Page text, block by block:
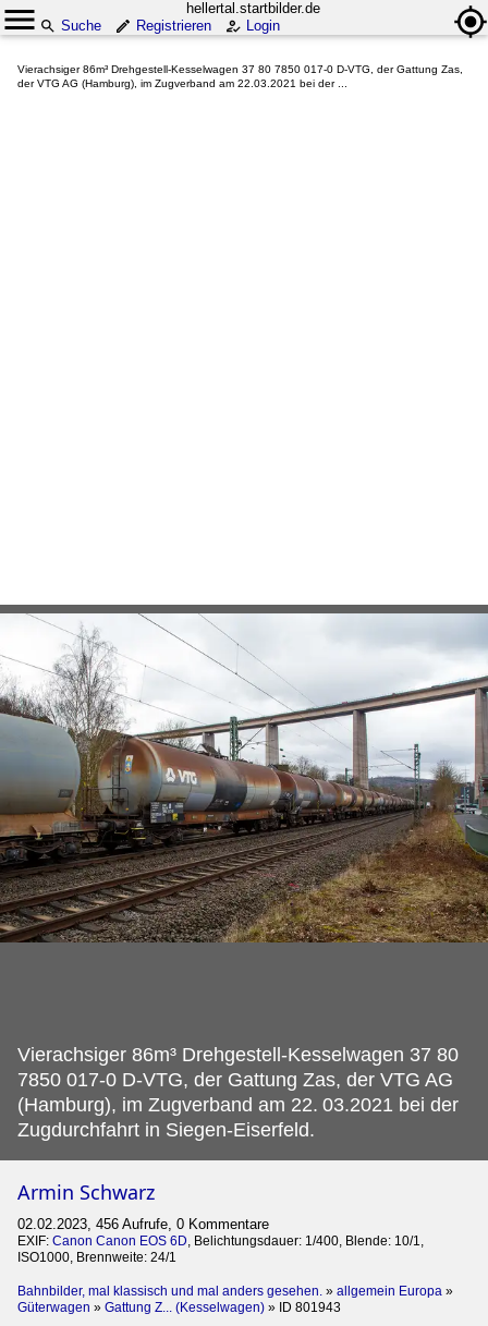
hellertal.startbilder.de
Suche
Registrieren Login
Vierachsiger 86m³ Drehgestell-Kesselwagen 37 80 7850 017-0 D-VTG, der Gattung Zas,
der VTG AG (Hamburg), im Zugverband am 22.03.2021 bei der ...
Vierachsiger 86m³ Drehgestell-Kesselwagen 37 80
7850 017-0 D-VTG, der Gattung Zas, der VTG AG
(Hamburg), im Zugverband am 22. 03.2021 bei der
Zugdurchfahrt in Siegen-Eiserfeld.
Armin Schwarz
02.02.2023, 456 Aufrufe, 0 Kommentare
EXIF: Canon Canon EOS 6D, Belichtungsdauer: 1/400, Blende: 10/1,
ISO1000, Brennweite: 24/1
Bahnbilder, mal klassisch und mal anders gesehen. » allgemein Europa »
Güterwagen » Gattung Z... (Kesselwagen) » ID 801943